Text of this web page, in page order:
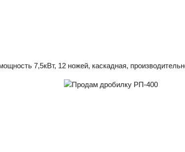
7,5кВт, 12 ножей, каскадная,